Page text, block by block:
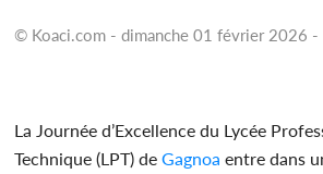
© Koaci.com - dimanche 01 février 2026 -
La Journée d’Excellence du Lycée
Technique (LPT) deGagnoa entre dans